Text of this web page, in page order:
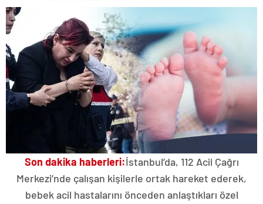
Son dakika haberleri:İstanbul’da, 112 Acil Çağrı
Merkezi’nde çalışan kişilerle ortak hareket ederek,
bebek acil hastalarını önceden anlaştıkları özel